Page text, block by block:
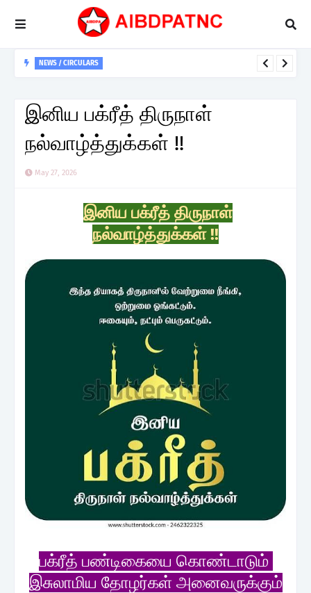
NEWS / CIRCULARS
இனிய பக்ரீத் திருநாள்
நல்வாழ்த்துக்கள் !!
May 27, 2026
இனிய பக்ரீத் திருநாள்
நல்வாழ்த்துக்கள் !!
பக்ரீத் பண்டிகையை கொண்டாடும்
இசுலாமிய தோழர்கள் அனைவருக்கும்